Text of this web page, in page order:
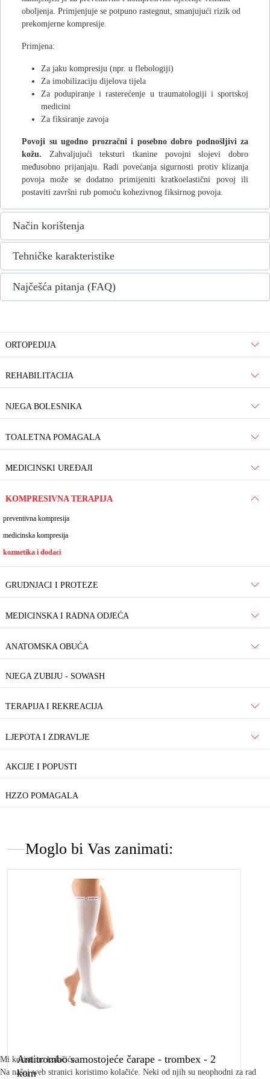
ORTOPEDIJA
REHABILITACIJA
NJEGA BOLESNIKA
TOALETNA POMAGALA
MEDICINSKI UREĐAJI
KOMPRESIVNA TERAPIJA
preventivna kompresija
medicinska kompresija
kozmetika i dodaci
GRUDNJACI I PROTEZE
MEDICINSKA I RADNA ODJEĆA
ANATOMSKA OBUĆA
NJEGA ZUBIJU - SOWASH
TERAPIJA I REKREACIJA
LJEPOTA I ZDRAVLJE
AKCIJE I POPUSTI
HZZO POMAGALA
oboljenja. Primjenjuje se potpuno rastegnut, smanjujući rizik od
prekomjerne kompresije.
Primjena:
Za jaku kompresiju (npr. u flebologiji)
Za imobilizaciju dijelova tijela
Za podupiranje i rasterećenje u traumatologiji i sportskoj
medicini
Za fiksiranje zavoja
Povoji su ugodno prozračni i posebno dobro podnošljivi za
kožu. Zahvaljujući teksturi tkanine povojni slojevi dobro
međusobno prijanjaju. Radi povećanja sigurnosti protiv klizanja
povoja može se dodatno primijeniti kratkoelastični povoj ili
postaviti završni rub pomoću kohezivnog fiksirnog povoja.
Način korištenja
Tehničke karakteristike
Najčešća pitanja (FAQ)
Moglo bi Vas zanimati:
Antitrombo samostojeće čarape - trombex - 2
kom
Mi koristimo kolačiće
Na našoj web stranici koristimo kolačiće. Neki od njih su neophodni za rad